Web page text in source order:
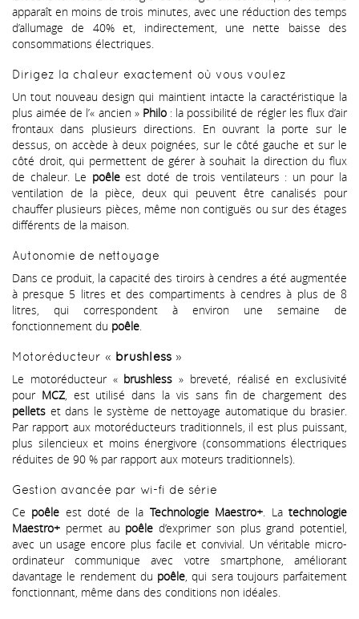
apparaît en moins de trois minutes, avec une réduction des temps
d’allumage de 40% et, indirectement, une nette baisse des
consommations électriques.
Dirigez la chaleur exactement où vous voulez
Un tout nouveau design qui maintient intacte la caractéristique la
plus aimée de l’« ancien » Philo : la possibilité de régler les flux d’air
frontaux dans plusieurs directions. En ouvrant la porte sur le
dessus, on accède à deux poignées, sur le côté gauche et sur le
côté droit, qui permettent de gérer à souhait la direction du flux
de chaleur. Le poêleest doté de trois ventilateurs : un pour la
ventilation de la pièce, deux qui peuvent être canalisés pour
chauffer plusieurs pièces, même non contiguës ou sur des étages
différents de la maison.
Autonomie de nettoyage
Dans ce produit, la capacité des tiroirs à cendres a été augmentée
à presque 5 litres et des compartiments à cendres à plus de 8
litres, qui correspondent à environ une semaine de
fonctionnement du poêle
Motoréducteur « brushless »
Le motoréducteur « brushless » breveté, réalisé en exclusivité
pour MCZ, est utilisé dans la vis sans fin de chargement des
pellets et dans le système de nettoyage automatique du brasier.
Par rapport aux motoréducteurs traditionnels, il est plus puissant,
plus silencieux et moins énergivore (consommations électriques
réduites de 90 % par rapport aux moteurs traditionnels).
Gestion avancée par wi-fi de série
Ce poêle est doté de la Technologie Maestro+ . Latechnologie
Maestro+ permet au poêle d’exprimer son plus grand potentiel,
avec un usage encore plus facile et convivial. Un véritable micro-
ordinateur communique avec votre smartphone, améliorant
davantage le rendement du poêle , qui sera toujours parfaitement
fonctionnant, même dans des conditions non idéales.